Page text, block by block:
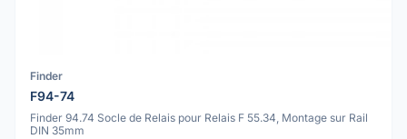
Finder
F94-74
Finder 94.74 Socle de Relais pour Relais F 55.34, Montage sur Rail
DIN 35mm